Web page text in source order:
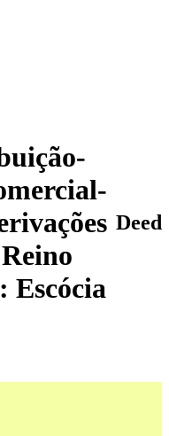
Escócia
Deed